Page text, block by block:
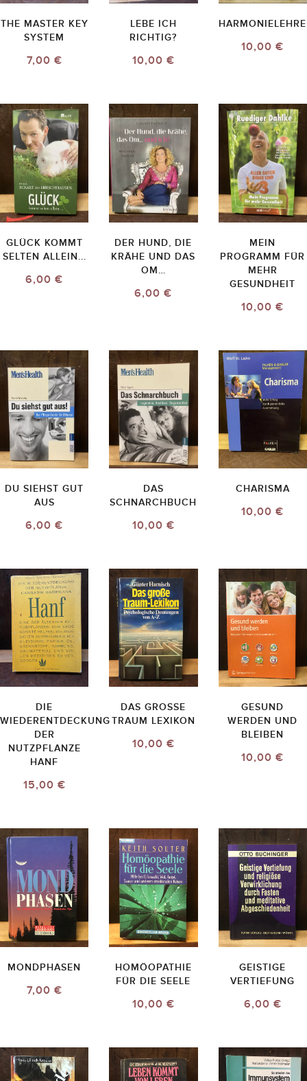
THE MASTER KEY
SYSTEM
7,00 €
LEBE ICH
RICHTIG?
10,00 €
HARMONIELEHRE
10,00 €
GLÜCK KOMMT
SELTEN ALLEIN...
6,00 €
DER HUND, DIE
KRÄHE UND DAS
OM…
6,00 €
MEIN
PROGRAMM FÜR
MEHR
GESUNDHEIT
10,00 €
DU SIEHST GUT
AUS
6,00 €
DAS
SCHNARCHBUCH
10,00 €
CHARISMA
10,00 €
DIE
WIEDERENTDECKUNG
DER
NUTZPFLANZE
HANF
15,00 €
DAS GROSSE T
RAUM LEXIKON
10,00 €
GESUND
WERDEN UND
BLEIBEN
10,00 €
MONDPHASEN
7,00 €
HOMÖOPATHIE
FÜR DIE SEELE
10,00 €
GEISTIGE
VERTIEFUNG
6,00 €